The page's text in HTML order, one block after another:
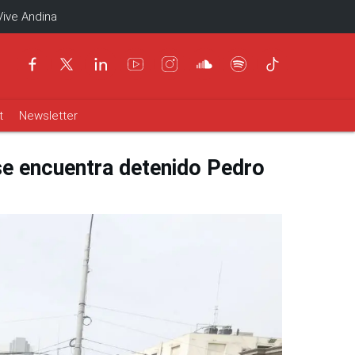
Andina
Newsletter
encuentra detenido Pedro